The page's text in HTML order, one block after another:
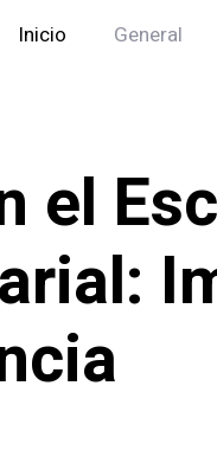
Inicio General
el